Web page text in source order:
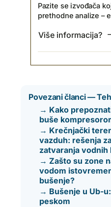
Pazite se izvođača
prethodne analize –
Više informacija?
Povezani članci —
→ Kako
buše
→ Krečnjački
vazduh: rešenja
zatvaranja vodnih
→ Zašto su zone
vodom
bušenje?
→ Bušenje u Ub-
peskom